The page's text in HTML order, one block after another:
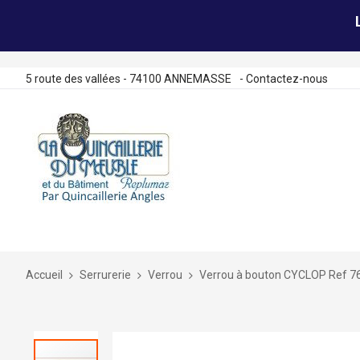
5 route des vallées - 74100 ANNEMASSE - Contactez-nous
Accueil Serrurerie Verrou Verrou à bouton CYCLOP Ref
Skip